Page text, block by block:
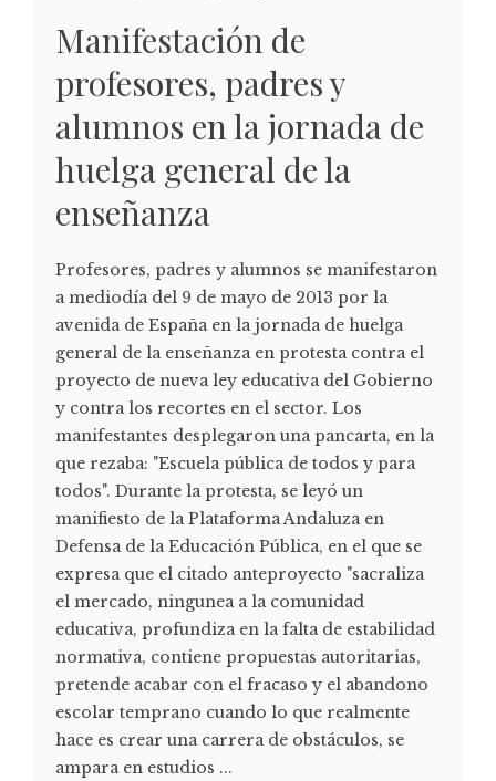
Manifestación de
profesores, padres y
alumnos en la jornada de
huelga general de la
enseñanza
Profesores, padres y alumnos se manifestaron
a mediodía del 9 de mayo de 2013 por la
avenida de España en la jornada de huelga
general de la enseñanza en protesta contra el
proyecto de nueva ley educativa del Gobierno
y contra los recortes en el sector. Los
manifestantes desplegaron una pancarta, en la
que rezaba: "Escuela pública de todos y para
todos". Durante la protesta, se leyó un
manifiesto de la Plataforma Andaluza en
Defensa de la Educación Pública, en el que se
expresa que el citado anteproyecto "sacraliza
el mercado, ningunea a la comunidad
educativa, profundiza en la falta de estabilidad
normativa, contiene propuestas autoritarias,
pretende acabar con el fracaso y el abandono
escolar temprano cuando lo que realmente
hace es crear una carrera de obstáculos, se
ampara en estudios ...